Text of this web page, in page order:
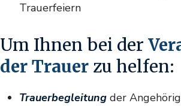
Trauerfeiern
Um Ihnen bei der
der Trauer zu helfen:
Trauerbegleitung der